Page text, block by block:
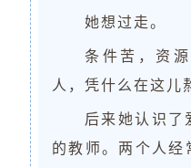
她想过走。
条件苦，资
人，凭什么在这儿
后来她认识
的教师。两个人经